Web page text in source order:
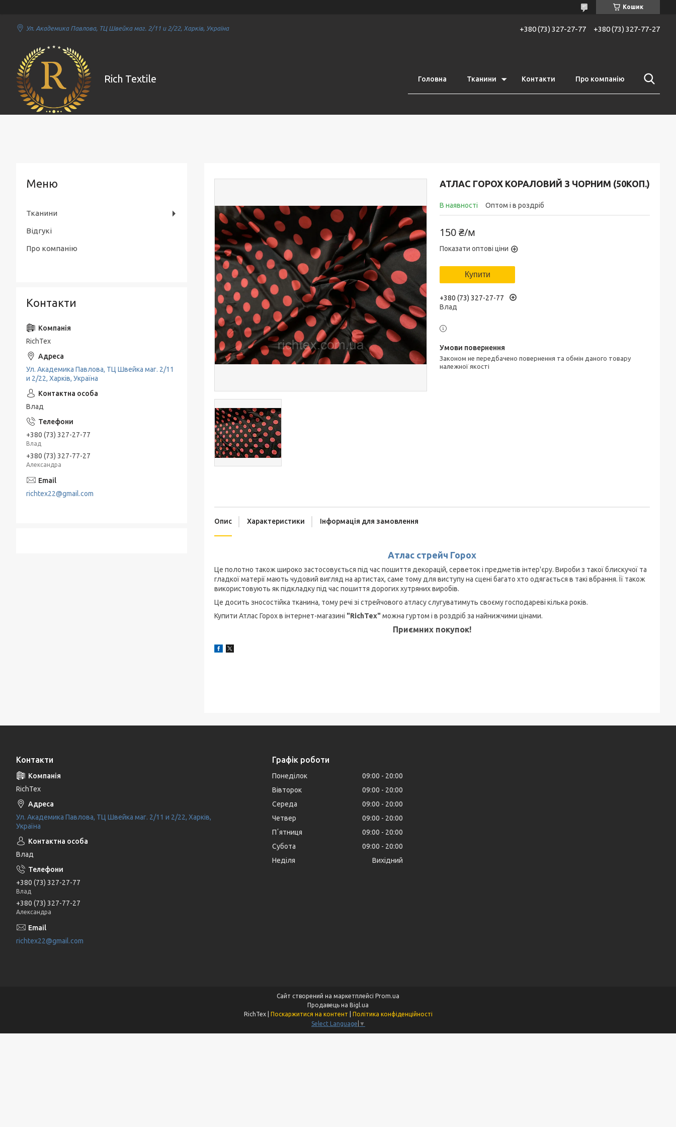
Кошик
Ул. Академика Павлова, ТЦ Швейка маг. 2/11 и 2/22, Харків, Україна +380 (73) 327-27-77 +380 (73) 327-77-27
Rich Textile Головна Тканини Контакти Про компанію
АТЛАС ГОРОХ КОРАЛОВИЙ З ЧОРНИМ (50КОП.)
В наявності Оптом і в роздріб
150 ₴/м
Показати оптові ціни
Купити
+380 (73) 327-27-77
Влад
Законом не передбачено повернення та обмін даного товару
належної якості
Опис Характеристики Інформація для замовлення
Атлас стрейч Горох
Це полотно також широко застосовується під час пошиття декорацій, серветок і предметів інтер'єру. Вироби з такої блискучої та
гладкої матерії мають чудовий вигляд на артистах, саме тому для виступу на сцені багато хто одягається в такі вбрання. Її також
використовують як підкладку під час пошиття дорогих хутряних виробів.
Це досить зносостійка тканина, тому речі зі стрейчового атласу слугуватимуть своєму господареві кілька років.
Купити Атлас Горох в інтернет-магазині "RichTex" можна гуртом і в роздріб за найнижчими цінами.
Приємних покупок!
Тканини
Відгукі
Про компанію
Контакти
RichTex
Ул. Академика Павлова, ТЦ Швейка маг. 2/11
и 2/22, Харків, Україна
Влад
+380 (73) 327-27-77
Влад
+380 (73) 327-77-27
Александра
richtex22@gmail.com
Контакти
RichTex
Ул. Академика Павлова, ТЦ Швейка маг. 2/11 и 2/22, Харків,
Україна
Влад
+380 (73) 327-27-77
Влад
+380 (73) 327-77-27
Александра
richtex22@gmail.com
Графік роботи
Понеділок 09:00
20:00
Вівторок
09:00
20:00
Середа
09:00
20:00
Четвер
09:00
20:00
Пʼятниця
09:00
20:00
Субота
09:00
20:00
Неділя
Вихідний
Сайт створений на маркетплейсі Prom.ua
Продавець на Bigl.ua
Поскаржитися на контент
Політика конфіденційності
Select Language ▼